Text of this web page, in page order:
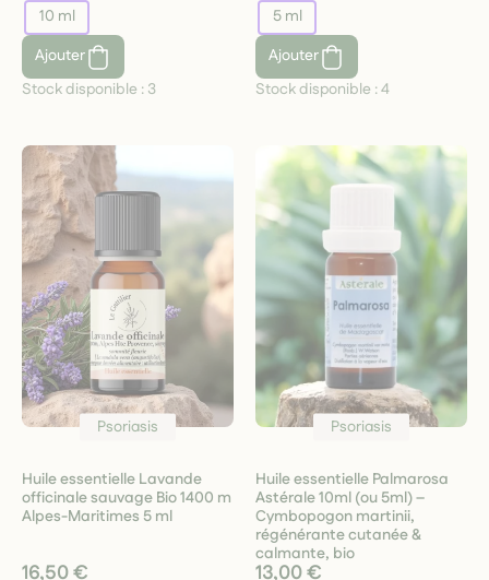
10 ml
Ajouter
Stock disponible : 3
5 ml
Ajouter
Stock disponible :4
Psoriasis
Huile essentielle Lavande
officinale sauvage Bio 1400 m
Alpes-Maritimes 5 ml
16,50 €
Psoriasis
Huile essentielle Palmarosa
Astérale 10ml (ou 5ml) –
Cymbopogon martinii,
régénérante cutanée &
calmante, bio
13,00 €